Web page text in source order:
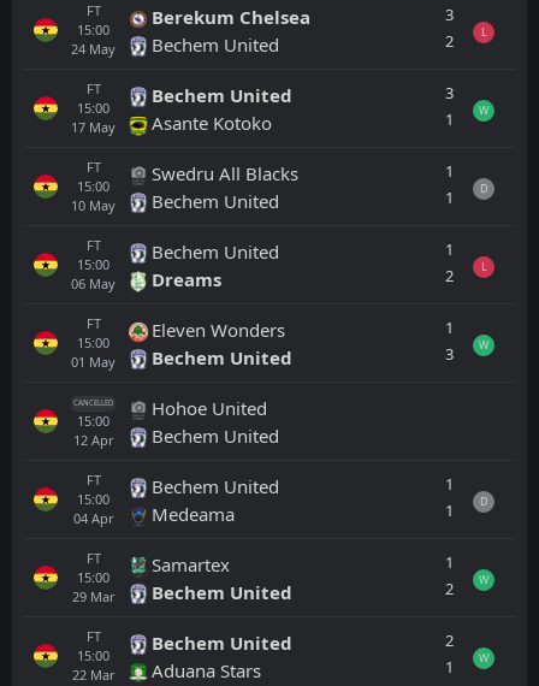
FT
15:00
24 May
Berekum Chelsea
Bechem United
3
2
L
FT
15:00
17 May
Bechem United
Asante Kotoko
3
1
W
FT
15:00
10 May
Swedru All Blacks
Bechem United
1
1
D
FT
15:00
06 May
Bechem United
Dreams
1
2
L
FT
15:00
01 May
Eleven Wonders
Bechem United
1
3
W
CANCELLED
15:00
12 Apr
Hohoe United
Bechem United
FT
15:00
04 Apr
Bechem United
Medeama
1
1
D
FT
15:00
29 Mar
Samartex
Bechem United
1
2
W
FT
15:00
22 Mar
Bechem United
Aduana Stars
2
1
W